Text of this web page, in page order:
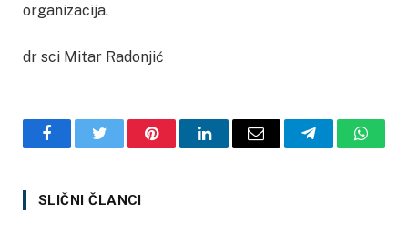
organizacija.
dr sci Mitar Radonjić
FacebookTwitter PinterestLinkedInEmail Telegram
SLIČNI ČLANCI